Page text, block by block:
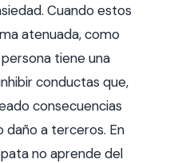
Cuando estos
atenuada, como
tiene una
conductas que,
consecuencias
daño a terceros. En
no aprende del